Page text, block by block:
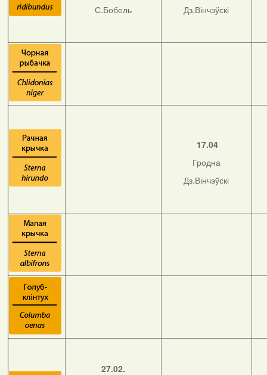
С.Бобель Дз.Вінчэўскі
17.04
Гродна
Дз.Вінчэўскі
27.02.